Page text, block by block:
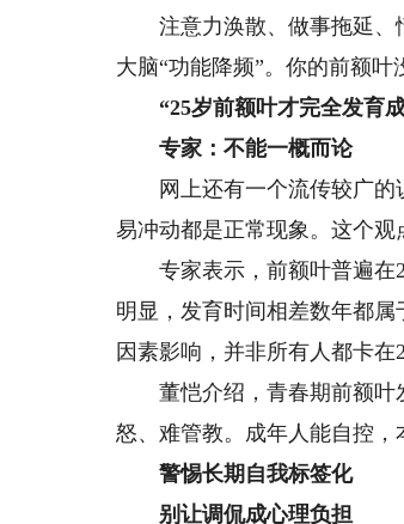
注意力涣散、做事拖延、
大脑“功能降频”。你的前额叶
“25岁前额叶才完全发育
专家：不能一概而论
网上还有一个流传较广的
易冲动都是正常现象。这个观
专家表示，前额叶普遍在
明显，发育时间相差数年都
因素影响，并非所有人都卡在
董恺介绍，青春期前额叶
怒、难管教。成年人能自控，
警惕长期自我标签化
别让调侃成心理负担